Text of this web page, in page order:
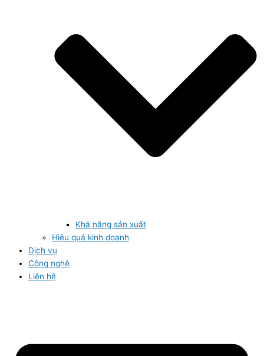
Khả năng sản xuất
Hiệu quả kinh doanh
Dịch vụ
Công nghệ
Liên hệ